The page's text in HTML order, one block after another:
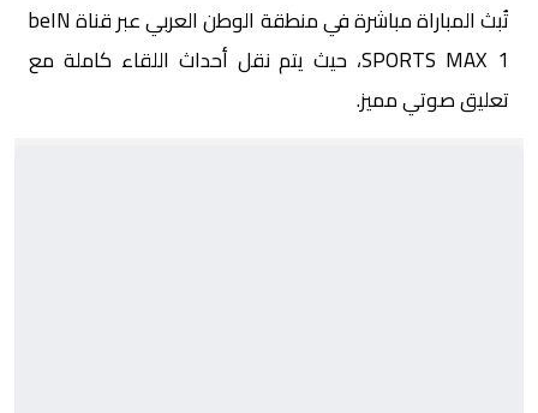
تُبث المباراة مباشرة في منطقة الوطن العربي عبر قناة beIN
SPORTS MAX 1، حيث يتم نقل أحداث اللقاء كاملة مع
تعليق صوتي مميز.